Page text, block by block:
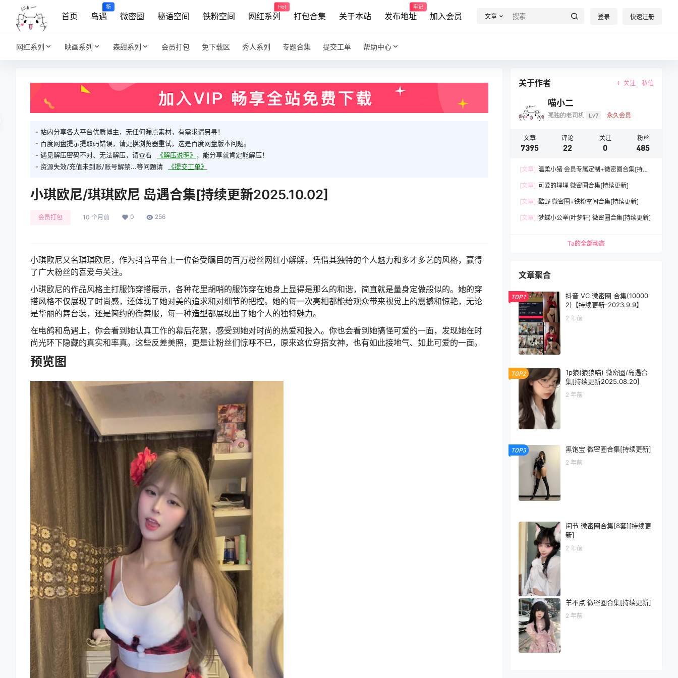
首页 岛遇
新
微密圈 秘语空间 铁粉空间 网红系列
Hot
打包合集 关于本站 发布地址
牢记
加入会员 文章 登录 快速注册
网红系列 映画系列 森甜系列 会员打包 免下载区 秀人系列 专题合集 提交工单 帮助中心
- 站内分享各大平台优质博主，无任何漏点素材，有需求请另寻！
- 百度网盘提示提取码错误，请更换浏览器重试，这是百度网盘版本问题。
- 遇见解压密码不对、无法解压，请查看
《解压说明》 ，能分享就肯定能解压！
- 资源失效/充值未到账/账号解禁...等问题请
《提交工单》
小琪欧尼/琪琪欧尼 岛遇合集[持续更新2025.10.02]
会员打包 10 个月前 0 256
小琪欧尼又名琪琪欧尼，作为抖音平台上一位备受瞩目的百万粉丝网红小解解，凭借其独特的个人魅力和多才多艺的风格，赢得
了广大粉丝的喜爱与关注。
小琪欧尼的作品风格主打服饰穿搭展示，各种花里胡哨的服饰穿在她身上显得是那么的和谐，简直就是量身定做般似的。她的穿
搭风格不仅展现了时尚感，还体现了她对美的追求和对细节的把控。她的每一次亮相都能给观众带来视觉上的震撼和惊艳，无论
是华丽的舞台装，还是简约的街舞服，每一种造型都展现出了她个人的独特魅力。
在电鸽和岛遇上，你会看到她认真工作的幕后花絮，感受到她对时尚的热爱和投入。你也会看到她搞怪可爱的一面，发现她在时
尚光环下隐藏的真实和率真。这些反差美照，更是让粉丝们惊呼不已，原来这位穿搭女神，也有如此接地气、如此可爱的一面。
预览图
关于作者 关注 私信
喵小二
孤独的老司机 Lv7 永久会员
文章
7395
评论
22
关注
0
粉丝
485
[文章] 温柔小猪 会员专属定制+微密圈合集[持续
[文章] 可爱的埋埋 微密圈合集[持续更新]
[文章] 酷野 微密圈+铁粉空间合集[持续更新]
[文章] 梦蝶小公举(叶梦轩) 微密圈合集[持续更新]
Ta的全部动态
文章聚合
TOP1
抖音 VC 微密圈 合集(10000
2)【持续更新-2023.9.9】
2 年前
TOP2
1p狼(狼狼喵) 微密圈/岛遇合
集[持续更新2025.08.20]
2 年前
TOP3 黑饱宝 微密圈合集[持续更新]
2 年前
闰节 微密圈合集[8套][持续更
新]
2 年前
羊不点 微密圈合集[持续更新]
2 年前